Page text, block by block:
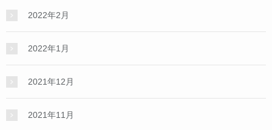
2022年2月
2022年1月
2021年12月
2021年11月